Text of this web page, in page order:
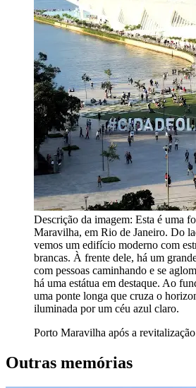
Descrição da imagem: Esta é uma
Maravilha, em Rio de Janeiro. Do
vemos um edifício moderno com
brancas. À frente dele, há um
com pessoas caminhando e se
há uma estátua em destaque. Ao
uma ponte longa que cruza o
iluminada por um céu azul claro.
Porto Maravilha após a
Outras memórias